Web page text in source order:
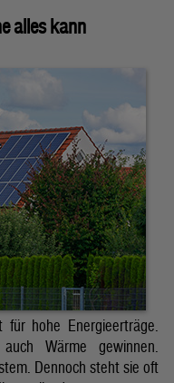
alles kann
hohe Energieerträge.
Wärme gewinnen.
Dennoch steht sie oft